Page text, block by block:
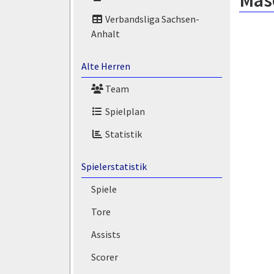
Verbandsliga Sachsen-
Anhalt
Alte Herren
Team
Spielplan
Statistik
Spielerstatistik
Spiele
Tore
Assists
Scorer